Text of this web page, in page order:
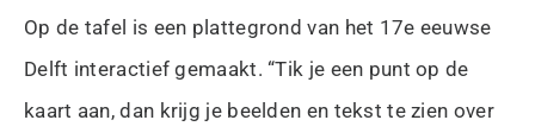
Op de tafel is een plattegrond van het 17e eeuwse
Delft interactief gemaakt. “Tik je een punt op de
kaart aan, dan krijg je beelden en tekst te zien over